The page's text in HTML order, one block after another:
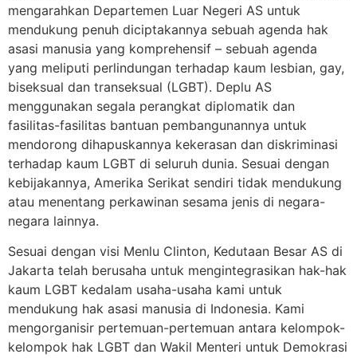
mengarahkan Departemen Luar Negeri AS untuk
mendukung penuh diciptakannya sebuah agenda hak
asasi manusia yang komprehensif – sebuah agenda
yang meliputi perlindungan terhadap kaum lesbian, gay,
biseksual dan transeksual (LGBT). Deplu AS
menggunakan segala perangkat diplomatik dan
fasilitas-fasilitas bantuan pembangunannya untuk
mendorong dihapuskannya kekerasan dan diskriminasi
terhadap kaum LGBT di seluruh dunia. Sesuai dengan
kebijakannya, Amerika Serikat sendiri tidak mendukung
atau menentang perkawinan sesama jenis di negara-
negara lainnya.
Sesuai dengan visi Menlu Clinton, Kedutaan Besar AS di
Jakarta telah berusaha untuk mengintegrasikan hak-hak
kaum LGBT kedalam usaha-usaha kami untuk
mendukung hak asasi manusia di Indonesia. Kami
mengorganisir pertemuan-pertemuan antara kelompok-
kelompok hak LGBT dan Wakil Menteri untuk Demokrasi